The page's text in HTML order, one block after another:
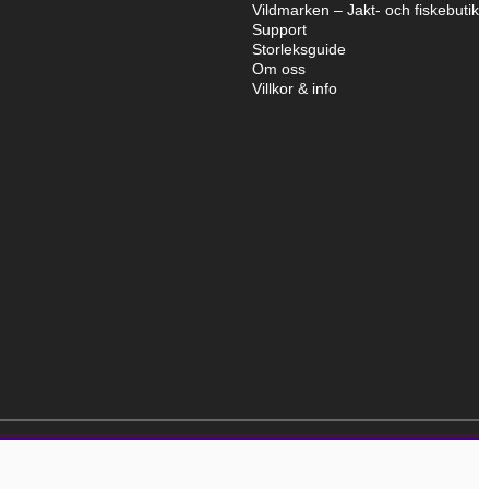
Vildmarken – Jakt- och
Support
Storleksguide
Om oss
Villkor & info